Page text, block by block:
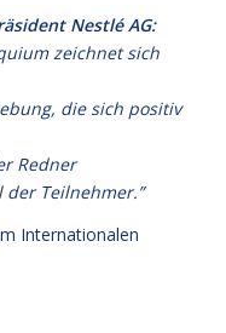
Nestlé AG:
zeichnet sich
die sich positiv
Redner
der Teilnehmer.”
Internationalen